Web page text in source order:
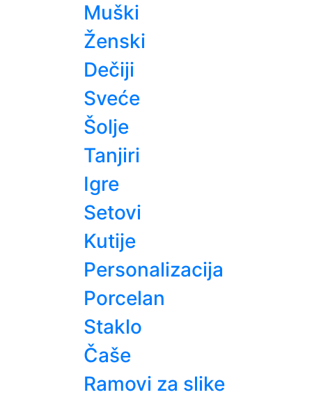
Muški
Ženski
Dečiji
Sveće
Šolje
Tanjiri
Igre
Setovi
Kutije
Personalizacija
Porcelan
Staklo
Čaše
Ramovi za slike